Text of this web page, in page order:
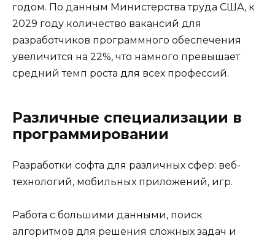
годом. По данным Министерства труда США, к
2029 году количество вакансий для
разработчиков программного обеспечения
увеличится на 22%, что намного превышает
средний темп роста для всех профессий.
Различные специализации в
программировании
Разработки софта для различных сфер: веб-
технологий, мобильных приложений, игр.
Работа с большими данными, поиск
алгоритмов для решения сложных задач и